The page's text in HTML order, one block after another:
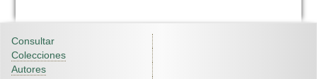
Consultar
Colecciones
Autores